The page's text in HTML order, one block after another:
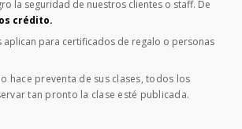
la seguridad de nuestros clientes o staff. De
crédito.
aplican para certificados de regalo o personas
hace preventa de sus clases, todos los
tan pronto la clase esté publicada.